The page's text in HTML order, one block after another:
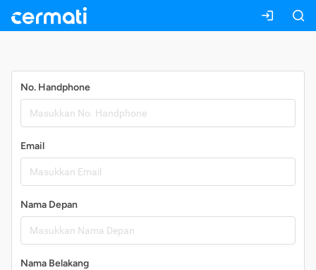
No. Handphone
Email
Nama Depan
Nama Belakang